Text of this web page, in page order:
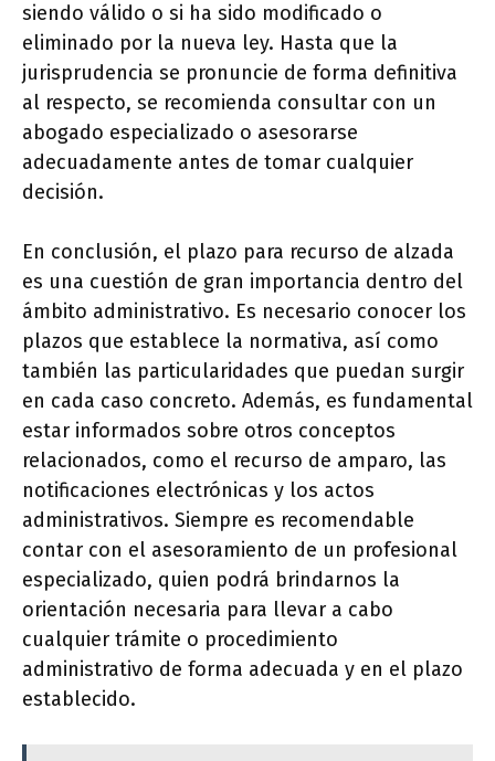
siendo válido o si ha sido modificado o
eliminado por la nueva ley. Hasta que la
jurisprudencia se pronuncie de forma definitiva
al respecto, se recomienda consultar con un
abogado especializado o asesorarse
adecuadamente antes de tomar cualquier
decisión.
En conclusión, el plazo para recurso de alzada
es una cuestión de gran importancia dentro del
ámbito administrativo. Es necesario conocer los
plazos que establece la normativa, así como
también las particularidades que puedan surgir
en cada caso concreto. Además, es fundamental
estar informados sobre otros conceptos
relacionados, como el recurso de amparo, las
notificaciones electrónicas y los actos
administrativos. Siempre es recomendable
contar con el asesoramiento de un profesional
especializado, quien podrá brindarnos la
orientación necesaria para llevar a cabo
cualquier trámite o procedimiento
administrativo de forma adecuada y en el plazo
establecido.